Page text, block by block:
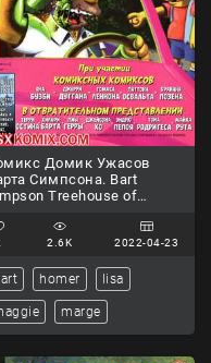
Домик Ужасов
Симпсона. Bart
Treehouse of
2.6K 2022-04-23
homer lisa
marge